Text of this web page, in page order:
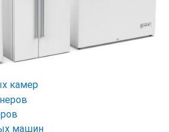
камер